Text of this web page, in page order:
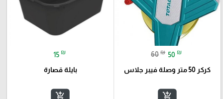
60 ₪ 50 ₪
كركر 50 متر وصلة فيبر جلاس
add_shopping_cart
15 ₪
بايلة قصارة
add_shopping_cart